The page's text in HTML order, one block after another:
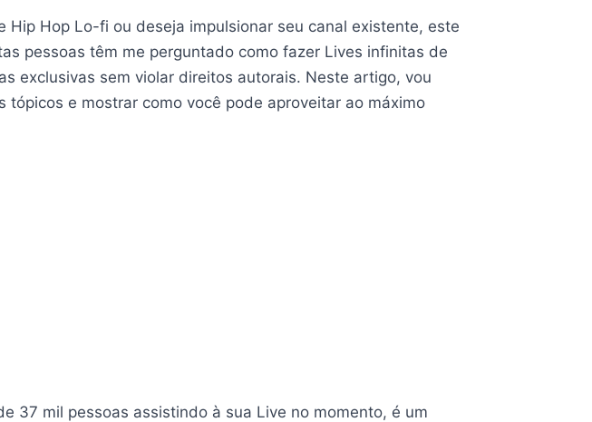
Hip Hop Lo-fi ou deseja impulsionar seu canal existente, este
pessoas têm me perguntado como fazer Lives infinitas de
exclusivas sem violar direitos autorais. Neste artigo, vou
e mostrar como você pode aproveitar ao máximo
37 mil pessoas assistindo à sua Live no momento, é um